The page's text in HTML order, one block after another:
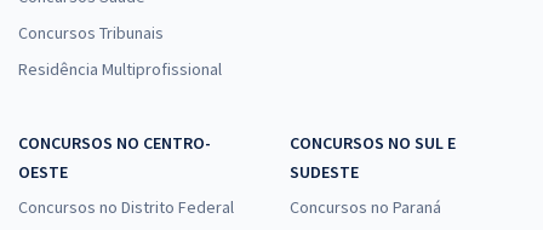
Concursos Tribunais
Residência Multiprofissional
CONCURSOS NO CENTRO-
OESTE
Concursos no Distrito Federal
CONCURSOS NO SUL E
SUDESTE
Concursos no Paraná